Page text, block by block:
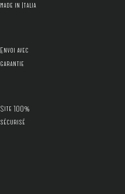
made in Italia
Envoi avec
garantie
Site 100%
sécurisé